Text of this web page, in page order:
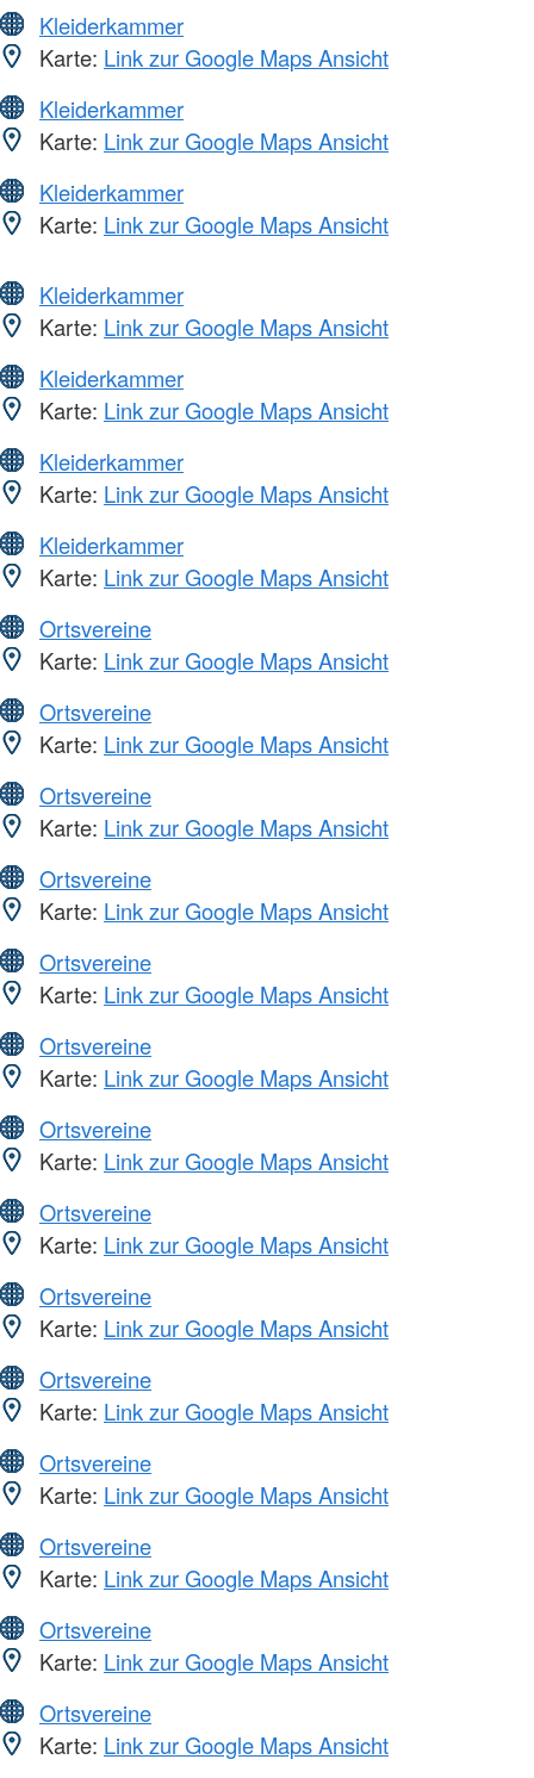
Kleiderkammer
Karte: Link zur Google Maps Ansicht
Kleiderkammer
Karte: Link zur Google Maps Ansicht
Kleiderkammer
Karte: Link zur Google Maps Ansicht
Kleiderkammer
Karte: Link zur Google Maps Ansicht
Kleiderkammer
Karte: Link zur Google Maps Ansicht
Kleiderkammer
Karte: Link zur Google Maps Ansicht
Kleiderkammer
Karte: Link zur Google Maps Ansicht
Ortsvereine
Karte: Link zur Google Maps Ansicht
Ortsvereine
Karte: Link zur Google Maps Ansicht
Ortsvereine
Karte: Link zur Google Maps Ansicht
Ortsvereine
Karte: Link zur Google Maps Ansicht
Ortsvereine
Karte: Link zur Google Maps Ansicht
Ortsvereine
Karte: Link zur Google Maps Ansicht
Ortsvereine
Karte: Link zur Google Maps Ansicht
Ortsvereine
Karte: Link zur Google Maps Ansicht
Ortsvereine
Karte: Link zur Google Maps Ansicht
Ortsvereine
Karte: Link zur Google Maps Ansicht
Ortsvereine
Karte: Link zur Google Maps Ansicht
Ortsvereine
Karte: Link zur Google Maps Ansicht
Ortsvereine
Karte: Link zur Google Maps Ansicht
Ortsvereine
Karte: Link zur Google Maps Ansicht